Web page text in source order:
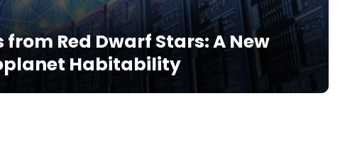
Red Dwarf Stars: A New
Habitability